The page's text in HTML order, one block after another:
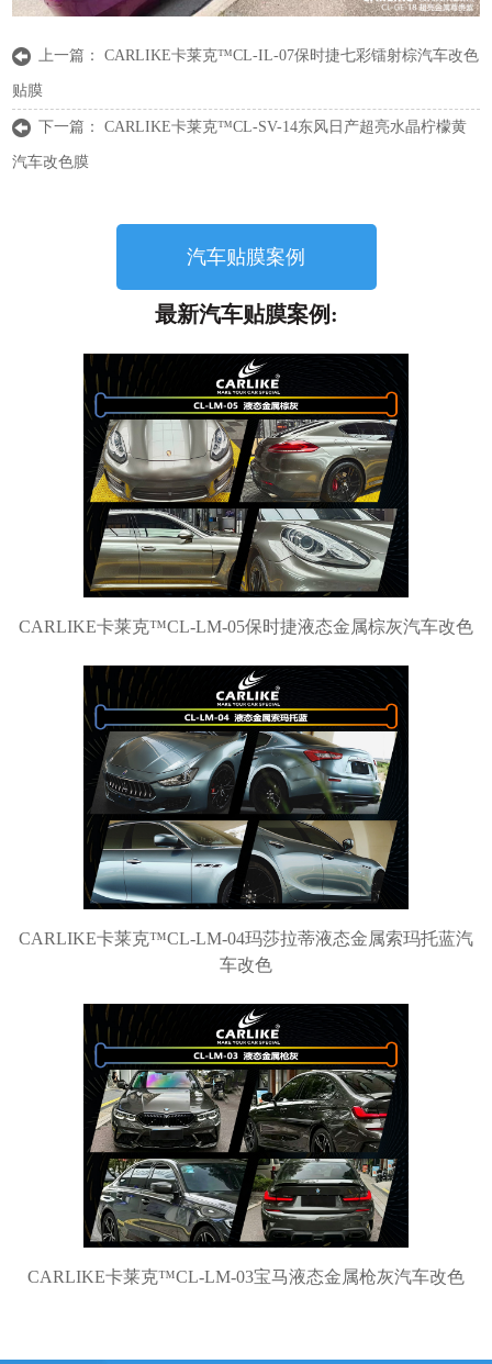
上一篇：CARLIKE卡莱克™CL-IL-07保时捷七彩镭射棕汽车改色
贴膜
下一篇：CARLIKE卡莱克™CL-SV-14东风日产超亮水晶柠檬黄
汽车改色膜
汽车贴膜案例
最新汽车贴膜案例:
CARLIKE卡莱克™CL-LM-05保时捷液态金属棕灰汽车改色
CARLIKE卡莱克™CL-LM-04玛莎拉蒂液态金属索玛托蓝汽
车改色
CARLIKE卡莱克™CL-LM-03宝马液态金属枪灰汽车改色